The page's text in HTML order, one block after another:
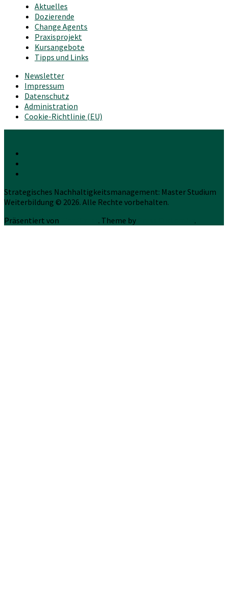
Aktuelles
Dozierende
Change Agents
Praxisprojekt
Kursangebote
Tipps und Links
Newsletter
Impressum
Datenschutz
Administration
Cookie-Richtlinie (EU)
Strategisches Nachhaltigkeitsmanagement: Master Studium
Weiterbildung © 2026. Alle Rechte vorbehalten.
Präsentiert von
. Theme by .